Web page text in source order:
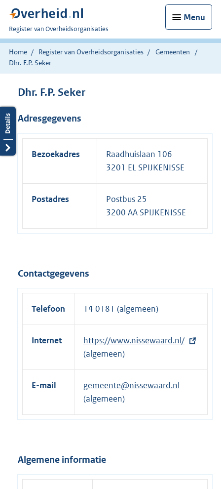
Menu
U
bent
nu
hier:
Register van Overheidsorganisaties
Home Register van Overheidsorganisaties
Gemeenten
Dhr. F.P. Seker
Dhr. F.P. Seker
Adresgegevens
Bezoekadres
Raadhuislaan 106
3201 EL SPIJKENISSE
Postadres
Postbus 25
3200 AA SPIJKENISSE
Contactgegevens
Telefoon 14 0181 (algemeen)
Internet
E
x
t
r
e
n
k
https://www.nissewaard.nl/
(algemeen)
E-mail
gemeente@nissewaard.nl
(algemeen)
Algemene informatie